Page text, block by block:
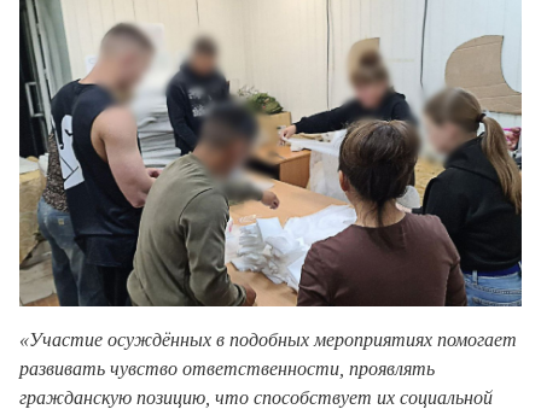
«Участие осуждённых в подобных мероприятиях помогает
развивать чувство ответственности, проявлять
гражданскую позицию, что способствует их социальной